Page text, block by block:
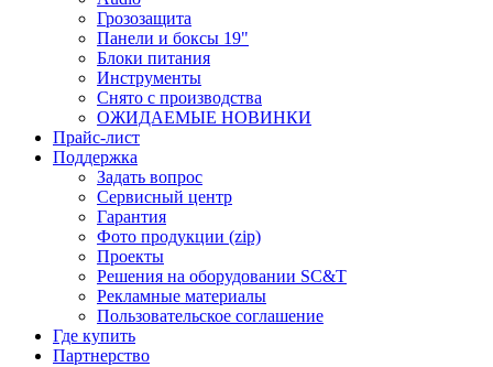
Грозозащита
Панели и боксы 19"
Блоки питания
Инструменты
Снято с производства
ОЖИДАЕМЫЕ НОВИНКИ
Прайс-лист
Поддержка
Задать вопрос
Сервисный центр
Гарантия
Фото продукции (zip)
Проекты
Решения на оборудовании SC&T
Рекламные материалы
Пользовательское соглашение
Где купить
Партнерство